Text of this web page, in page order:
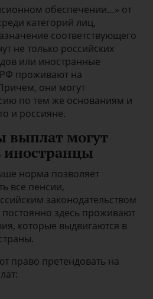
обеспечении…» от
категорий лиц,
соответствующего
не только российских
или иностранные
проживают на
они могут
по тем же основаниям и
и россияне.
выплат могут
иностранцы
норма позволяет
все пенсии,
законодательством
здесь проживают
которые выдвигаются в
право претендовать на